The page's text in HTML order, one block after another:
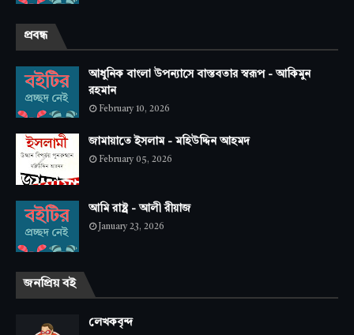
প্রবন্ধ
আধুনিক বাংলা উপন্যাসে বাস্তবতার স্বরূপ - আকিমুন
রহমান
February 10, 2026
জামায়াতে ইসলাম - মহিউদ্দিন আহমদ
February 05, 2026
আমি রাষ্ট্র - আলী রীয়াজ
January 23, 2026
জনপ্রিয় বই
লেখকবৃন্দ